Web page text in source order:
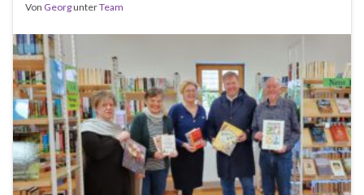
Von GeorgunterTeam